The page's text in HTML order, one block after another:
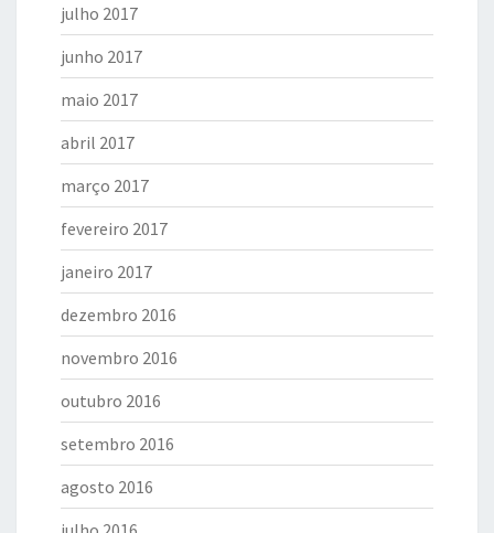
julho 2017
junho 2017
maio 2017
abril 2017
março 2017
fevereiro 2017
janeiro 2017
dezembro 2016
novembro 2016
outubro 2016
setembro 2016
agosto 2016